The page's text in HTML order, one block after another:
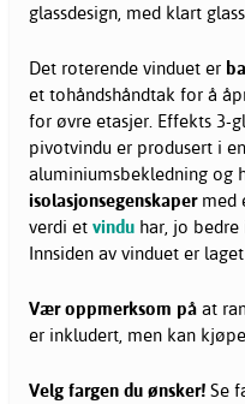
glassdesign, med klart
Det roterende vinduet er
et tohåndshåndtak for å
for øvre etasjer. Effekts 3-
pivotvindu er produsert i
aluminiumsbekledning og
isolasjonsegenskapermed
verdi et vindu har, jo
Innsiden av vinduet er
Vær oppmerksom på at
er inkludert, men kan
Velg fargen du ønsker! Se